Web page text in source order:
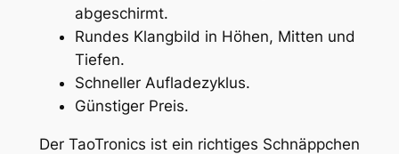
abgeschirmt.
Rundes Klangbild in Höhen, Mitten und
Tiefen.
Schneller Aufladezyklus.
Günstiger Preis.
Der TaoTronics ist ein richtiges Schnäppchen